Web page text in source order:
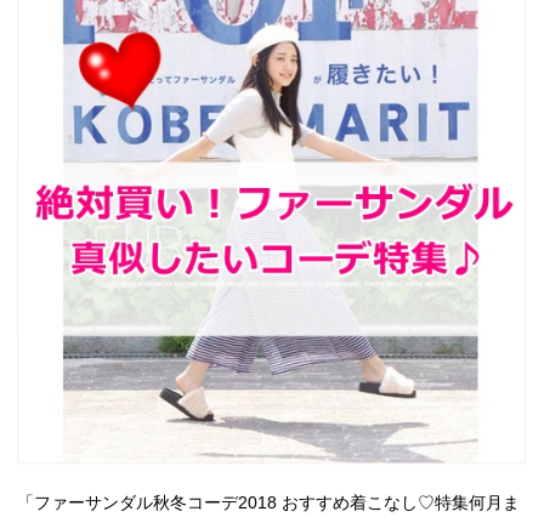
「ファーサンダル秋冬コーデ2018 おすすめ着こなし♡特集何月ま